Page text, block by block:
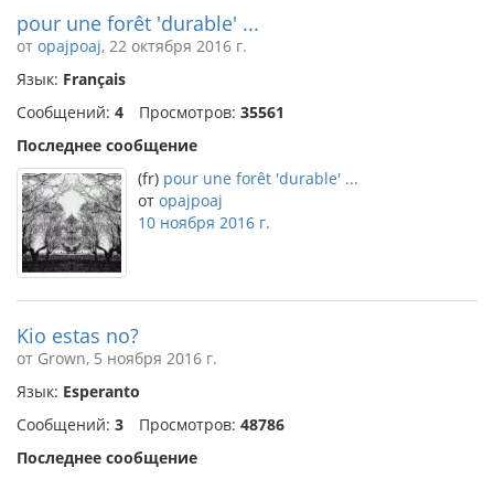
pour une forêt 'durable' ...
от opajpoaj, 22 октября 2016 г.
Язык: Français
Сообщений: 4 Просмотров: 35561
Последнее сообщение
(fr) pour une forêt 'durable' ...
от opajpoaj
10 ноября 2016 г.
Kio estas no?
от Grown, 5 ноября 2016 г.
Язык: Esperanto
Сообщений: 3 Просмотров: 48786
Последнее сообщение